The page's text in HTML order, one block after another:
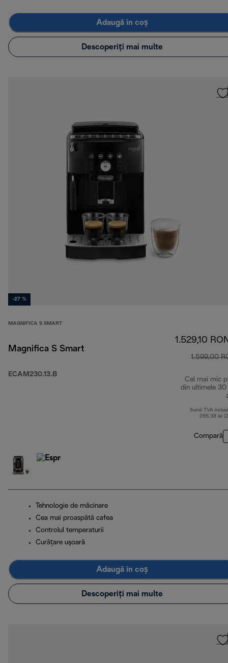
Adaugă în coș
Descoperiți mai multe
-27 %
MAGNIFICA S SMART
Magnifica S Smart
ECAM230.13.B
1.529,10
1.599,00
Cel mai mic
din ultimele 30
Sumă TVA
265,38 lei
Compară
Tehnologie de măcinare
Cea mai proaspătă cafea
Controlul temperaturii
Curăţare uşoară
Adaugă în coș
Descoperiți mai multe